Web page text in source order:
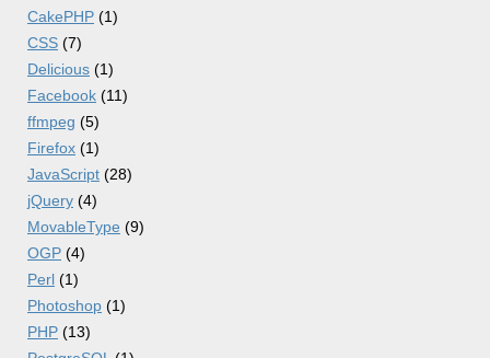
CakePHP (1)
CSS (7)
Delicious (1)
Facebook (11)
ffmpeg (5)
Firefox (1)
JavaScript (28)
jQuery (4)
MovableType (9)
OGP (4)
Perl (1)
Photoshop (1)
PHP (13)